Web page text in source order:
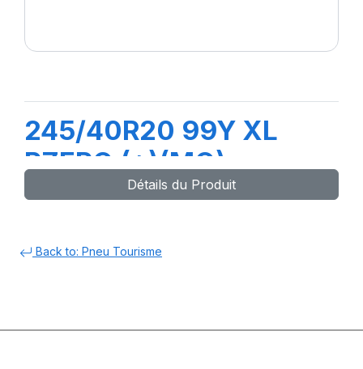
245/40R20 99Y XL
PZERO (*)(MO)
Détails du Produit
Back to: Pneu Tourisme